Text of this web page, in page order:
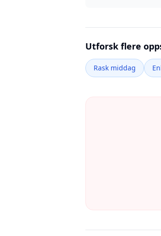
Utforsk flere
Rask middag